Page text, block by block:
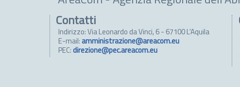
Contatti
Indirizzo: Via Leonardo da Vinci, 6 - 67100 L'Aquila
E-mail: amministrazione@areacom.eu
PEC:direzione@pec.areacom.eu